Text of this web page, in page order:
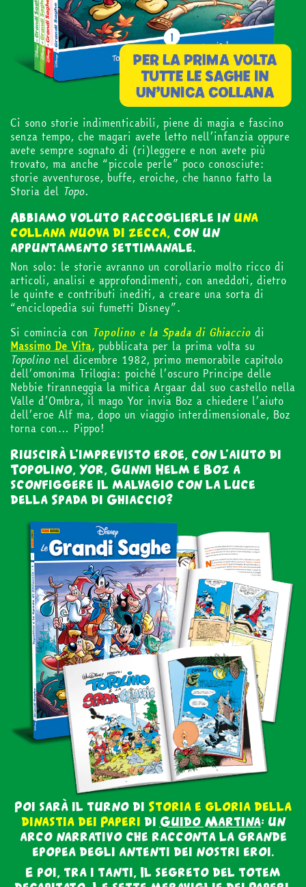
in edicola
mondo fumetto
news & eventi
Cerca
abbonati
acquista
Facebook
Instagram
Twitter
Ci sono storie indimenticabili, piene di magia e fascino
senza tempo, che magari avete letto nell’infanzia oppure
avete sempre sognato di (ri)leggere e non avete più
trovato, ma anche “piccole perle” poco conosciute:
storie avventurose, buffe, eroiche, che hanno fatto la
Storia del Topo.
Abbiamo voluto raccoglierle in una
collana nuova di zecca, con un
appuntamento settimanale.
Non solo: le storie avranno un corollario molto ricco di
articoli, analisi e approfondimenti, con aneddoti, dietro
le quinte e contributi inediti, a creare una sorta di
“enciclopedia sui fumetti Disney”.
Si comincia con Topolino e la Spada di Ghiaccio di
Massimo De Vita, pubblicata per la prima volta su
Topolinonel dicembre 1982, primo memorabile capitolo
dell’omonima Trilogia: poiché l’oscuro Principe delle
Nebbie tiranneggia la mitica Argaar dal suo castello nella
Valle d’Ombra, il mago Yor invia Boz a chiedere l’aiuto
dell’eroe Alf ma, dopo un viaggio interdimensionale, Boz
torna con… Pippo!
Riuscirà l’imprevisto eroe, con l’aiuto di
Topolino, Yor, Gunni Helm e Boz a
sconfiggere il malvagio con la luce
della Spada di Ghiaccio?
Poi sarà il turno di Storia e gloria della
dinastia dei Paperi di Guido Martina: un
arco narrativo che racconta la grande
epopea degli antenti dei nostri eroi.
E poi, tra i tanti, Il segreto del totem